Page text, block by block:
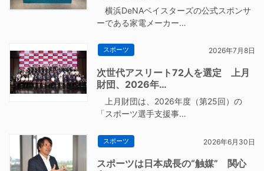
横浜DeNAベイスターズの公式スポンサ
ーである家電メーカー…
スポーツ 2026年7月8日
次世代アスリート72人を選定 上月
財団、2026年…
上月財団は、2026年度（第25回）の
「スポーツ選手支援事…
スポーツ 2026年6月30日
スポーツは日本成長の“触媒” 関心